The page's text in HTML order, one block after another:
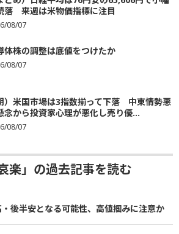
落 来週は米物価指標に注目
08/07
体株の調整は底値をつけたか
08/07
）米国市場は3指数揃って下落 中東情勢悪
念から投資家心理が悪化し売り優...
08/07
楽」の過去記事を読む
・後半安となる可能性、高値掴みに注意か